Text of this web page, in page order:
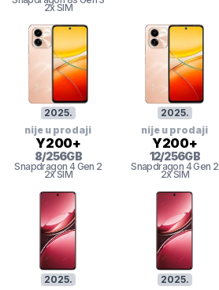
2x SIM
2025.
nije u prodaji
Y200+
8/256GB
Snapdragon 4 Gen 2
2x SIM
2025.
nije u prodaji
Y200+
12/256GB
Snapdragon 4 Gen 2
2x SIM
2025.
2025.